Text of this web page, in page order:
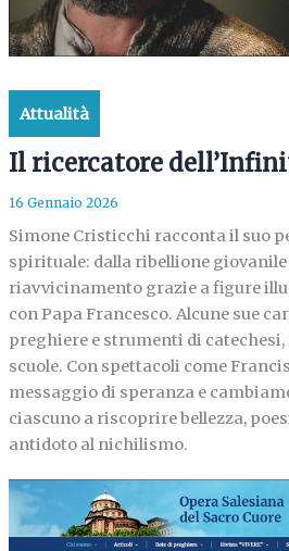
Attualità
Il ricercatore
16 Gennaio 2026
Simone Cristicchi racconta il suo
spirituale: dalla ribellione giovanile
riavvicinamento grazie a figure
con Papa Francesco. Alcune sue
preghiere e strumenti di catechesi,
scuole. Con spettacoli come
messaggio di speranza e
ciascuno a riscoprire bellezza,
antidoto al nichilismo.